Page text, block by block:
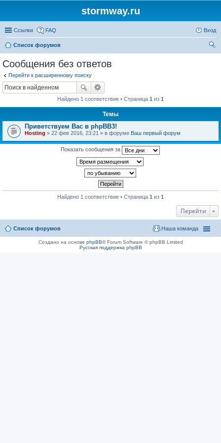
stormway.ru
Ссылки FAQ Вход
Список форумов
Сообщения без ответов
Перейти к расширенному поиску
Найдено 1 соответствие • Страница 1 из 1
Темы
Приветствуем Вас в phpBB3!
Hosting » 22 фев 2016, 23:21 » в форуме Ваш первый форум
Показать сообщения за
Найдено 1 соответствие • Страница 1 из 1
Перейти
Список форумов Наша команда
Создано на основе phpBB® Forum Software © phpBB Limited
Русская поддержка phpBB